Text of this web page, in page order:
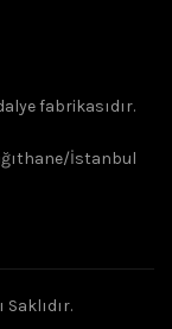
fabrikasıdır.
İstanbul